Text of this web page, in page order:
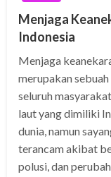
Menjaga
Indonesia
Menjaga
merupakan
seluruh
laut yang dimiliki
dunia, namun
terancam akibat
polusi, dan